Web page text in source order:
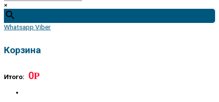
×
Whatsapp Viber
Корзина
Итого: 0Р